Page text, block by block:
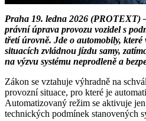
Praha 19. ledna 2026 (PROTEXT)
právní úprava provozu vozidel s
třetí úrovně. Jde o automobily, které
situacích zvládnou jízdu samy,
na výzvu systému neprodleně a
Zákon se vztahuje výhradně na
provozní situace, pro které je
Automatizovaný režim se aktivuje
technických podmínek stanovených